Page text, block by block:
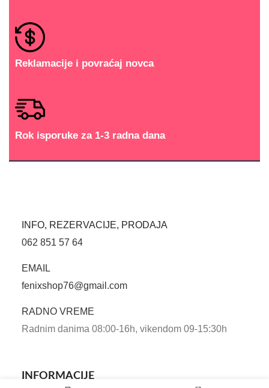
Reklamacije i povraćaj novca
Rok isporuke za 1-3 radna dana
INFO, REZERVACIJE, PRODAJA
062 851 57 64
EMAIL
fenixshop76@gmail.com
RADNO VREME
Radnim danima 08:00-16h, vikendom 09-15:30h
INFORMACIJE
Isporuka 0